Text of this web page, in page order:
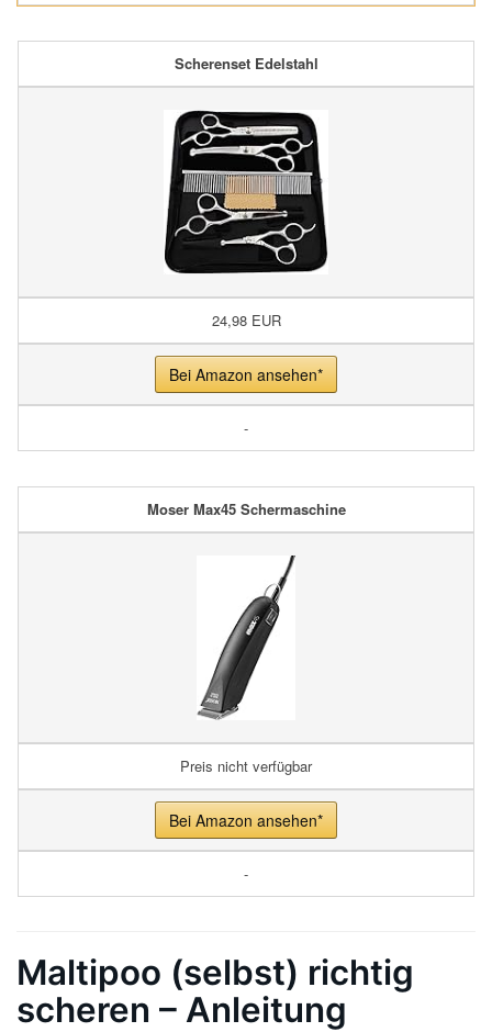
Scherenset Edelstahl
24,98 EUR
Bei Amazon ansehen*
-
Moser Max45 Schermaschine
Preis nicht verfügbar
Bei Amazon ansehen*
-
Maltipoo (selbst) richtig
scheren – Anleitung